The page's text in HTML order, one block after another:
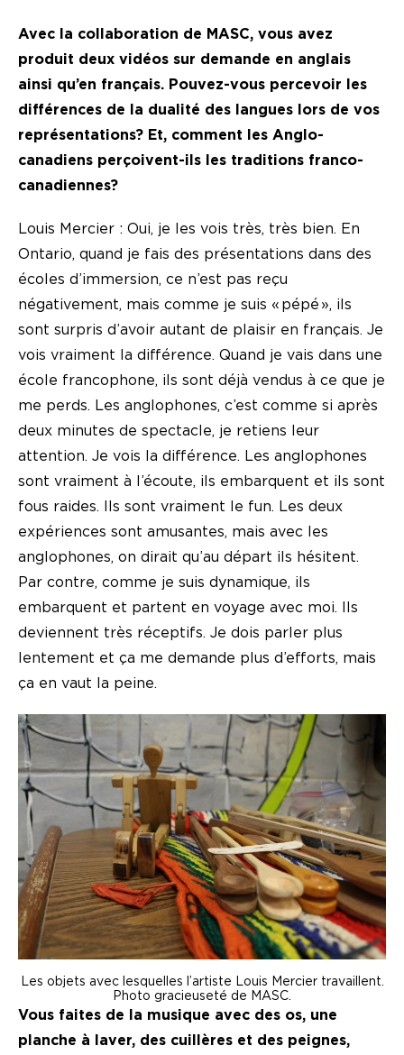
Avec la collaboration de MASC, vous avez
produit deux vidéos sur demande en anglais
ainsi qu’en français. Pouvez-vous percevoir les
différences de la dualité des langues lors de vos
représentations? Et, comment les Anglo-
canadiens perçoivent-ils les traditions franco-
canadiennes?
Louis Mercier : Oui, je les vois très, très bien. En
Ontario, quand je fais des présentations dans des
écoles d’immersion, ce n’est pas reçu
négativement, mais comme je suis « pépé », ils
sont surpris d’avoir autant de plaisir en français. Je
vois vraiment la différence. Quand je vais dans une
école francophone, ils sont déjà vendus à ce que je
me perds. Les anglophones, c’est comme si après
deux minutes de spectacle, je retiens leur
attention. Je vois la différence. Les anglophones
sont vraiment à l’écoute, ils embarquent et ils sont
fous raides. Ils sont vraiment le fun. Les deux
expériences sont amusantes, mais avec les
anglophones, on dirait qu’au départ ils hésitent.
Par contre, comme je suis dynamique, ils
embarquent et partent en voyage avec moi. Ils
deviennent très réceptifs. Je dois parler plus
lentement et ça me demande plus d’efforts, mais
ça en vaut la peine.
Les objets avec lesquelles l’artiste Louis Mercier travaillent.
Photo gracieuseté de MASC.
Vous faites de la musique avec des os, une
planche à laver, des cuillères et des peignes,